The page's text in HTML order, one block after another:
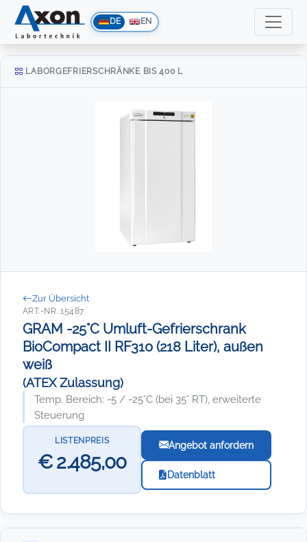
DE EN
LABORGEFRIERSCHRÄNKE BIS 400 L
Zur Übersicht
ART.-NR. 15487
GRAM -25°C Umluft-Gefrierschrank
BioCompact II RF310 (218 Liter), außen
weiß
(ATEX Zulassung)
Temp. Bereich: -5 / -25°C (bei 35° RT), erweiterte
Steuerung
LISTENPREIS
€ 2.485,00
Angebot anfordern
Datenblatt